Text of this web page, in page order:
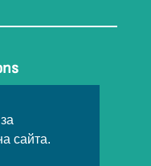
сайта.